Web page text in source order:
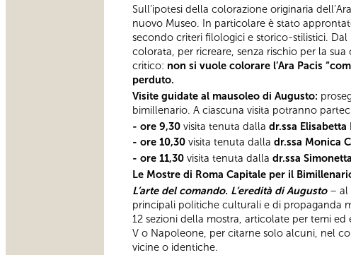
Sull’ipotesi della colorazione originaria
nuovo Museo. In particolare è stato
secondo criteri filologici e storico-stilistici.
colorata, per ricreare, senza rischio per la
critico: non si vuole colorare l’Ara Pacis
perduto.
Visite guidate al mausoleo di Augusto:
bimillenario. A ciascuna visita potranno
- ore 9,30 visita tenuta dalla dr.ssa Elisabetta
- ore 10,30 visita tenuta dalla dr.ssa Monica
- ore 11,30 visita tenuta dalla dr.ssa
Le Mostre di Roma Capitale per il
L’arte del comando. L’eredità di Augusto – al
principali politiche culturali e di propaganda
12 sezioni della mostra, articolate per temi
V o Napoleone, per citarne solo alcuni, nel
vicine o identiche.